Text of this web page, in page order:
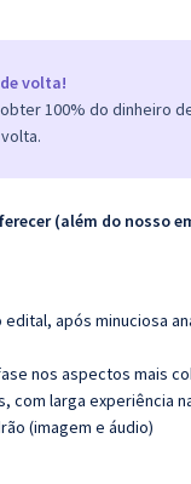
volta!
100% do dinheiro
(além do nosso
após minuciosa
nos aspectos mais
com larga experiência
(imagem e áudio)